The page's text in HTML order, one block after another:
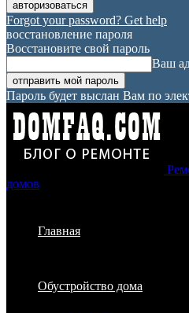
Forgot your password? Get help
восстановление пароля
Восстановите свой пароль
Ваш
Пароль будет выслан Вам по
домов
Главная
Обустройство дома